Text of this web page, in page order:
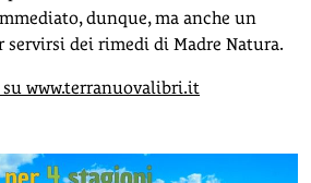
dunque, ma anche un
dei rimedi di Madre Natura.
su www.terranuovalibri.it